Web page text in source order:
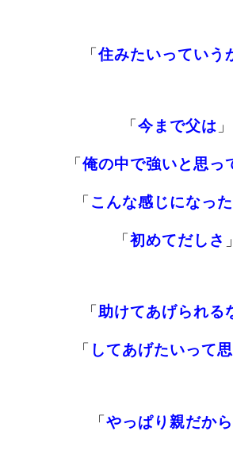
「住みたいっていう
「 今まで父は 」
「 俺の中で強いと思っ
「 こんな感じになっ
「初めてだしさ 」
「 助けてあげられる
「 してあげたいって
「やっぱり親だか